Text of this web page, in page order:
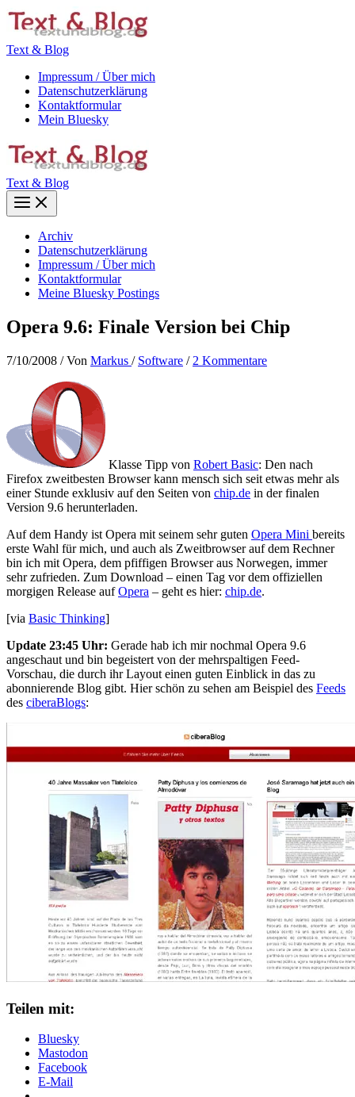
Zum
Inhalt
Text & Blog
Impressum / Über mich
Datenschutzerklärung
Kontaktformular
Mein Bluesky
Text & Blog
Main
Menu
Archiv
Datenschutzerklärung
Impressum / Über mich
Kontaktformular
Meine Bluesky Postings
Opera 9.6: Finale Version bei Chip
7/10/2008 / Von Markus / Software / 2 Kommentare
Klasse Tipp von Robert Basic: Den nach
Firefox zweitbesten Browser kann mensch sich seit etwas mehr als
einer Stunde exklusiv auf den Seiten von chip.de in der finalen
Version 9.6 herunterladen.
Auf dem Handy ist Opera mit seinem sehr guten Opera Mini bereits
erste Wahl für mich, und auch als Zweitbrowser auf dem Rechner
bin ich mit Opera, dem pfiffigen Browser aus Norwegen, immer
sehr zufrieden. Zum Download – einen Tag vor dem offiziellen
morgigen Release aufOpera – geht es hier: chip.de.
[via Basic Thinking]
Update 23:45 Uhr: Gerade hab ich mir nochmal Opera 9.6
angeschaut und bin begeistert von der mehrspaltigen Feed-
Vorschau, die durch ihr Layout einen guten Einblick in das zu
abonnierende Blog gibt. Hier schön zu sehen am Beispiel des Feeds
des ciberaBlogs:
Teilen mit:
Bluesky
Mastodon
Facebook
E-Mail